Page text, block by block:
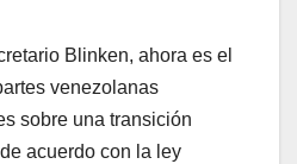
Blinken, ahora es el
venezolanas
sobre una transición
acuerdo con la ley